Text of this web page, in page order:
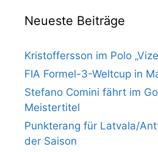
Neueste Beiträge
Kristoffersson im Polo
FIA Formel-3-Weltcup in
Stefano Comini fährt im
Meistertitel
Punkterang für Latvala/
der Saison